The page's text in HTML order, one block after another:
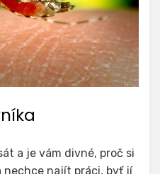
a je vám divné, proč si
nechce najít práci, byť jí